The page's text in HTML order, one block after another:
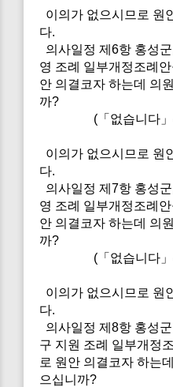
이의가 없으시므로 원
다.
의사일정 제6항 홍성
영 조례 일부개정조례
안 의결코자 하는데 의
까?
(「없습니다
이의가 없으시므로 원
다.
의사일정 제7항 홍성
영 조례 일부개정조례
안 의결코자 하는데 의
까?
(「없습니다
이의가 없으시므로 원
다.
의사일정 제8항 홍성
구 지원 조례 일부개정
로 원안 의결코자 하는
으십니까?